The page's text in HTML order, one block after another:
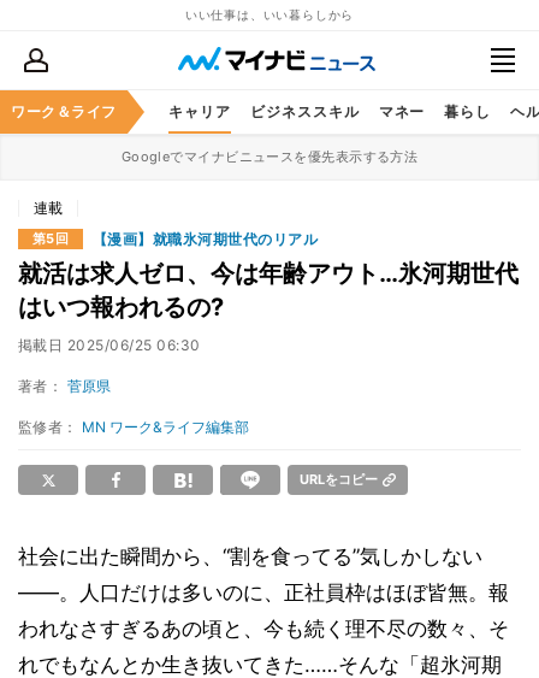
いい仕事は、いい暮らしから
ワーク＆ライフ キャリア ビジネススキル マネー 暮らし ヘ
Googleでマイナビニュースを優先表示する方法
連載
第5回 【漫画】就職氷河期世代のリアル
就活は求人ゼロ、今は年齢アウト…氷河期世代
はいつ報われるの?
掲載日 2025/06/25 06:30
著者： 菅原県
監修者： MN ワーク&ライフ編集部
URLをコピー
社会に出た瞬間から、“割を食ってる”気しかしない
――。人口だけは多いのに、正社員枠はほぼ皆無。報
われなさすぎるあの頃と、今も続く理不尽の数々、そ
れでもなんとか生き抜いてきた……そんな「超氷河期